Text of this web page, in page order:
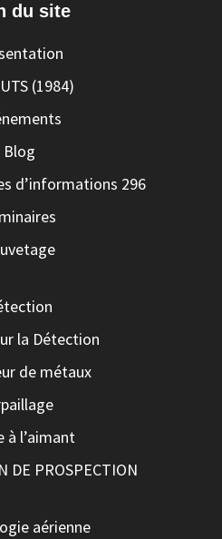
du site
(1984)
Blog
d’informations 296
la Détection
de métaux
à l’aimant
DE PROSPECTION
aérienne